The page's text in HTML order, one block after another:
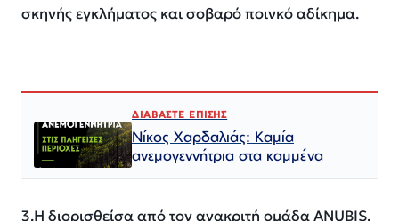
σκηνής εγκλήματος και σοβαρό ποινκό αδίκημα.
ΔΙΑΒΑΣΤΕ ΕΠΙΣΗΣ
Νίκος Χαρδαλιάς: Καμία
ανεμογεννήτρια στα καμμένα
3.Η διορισθείσα από τον ανακριτή ομάδα ANUBIS,